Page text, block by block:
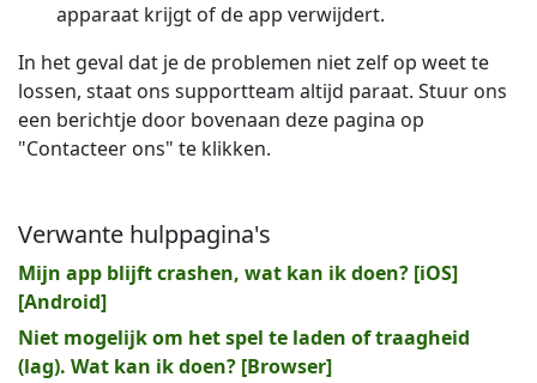
apparaat krijgt of de app verwijdert.
In het geval dat je de problemen niet zelf op weet te
lossen, staat ons supportteam altijd paraat. Stuur ons
een berichtje door bovenaan deze pagina op
"Contacteer ons" te klikken.
Verwante hulppagina's
Mijn app blijft crashen, wat kan ik doen? [iOS]
[Android]
Niet mogelijk om het spel te laden of traagheid
(lag). Wat kan ik doen? [Browser]